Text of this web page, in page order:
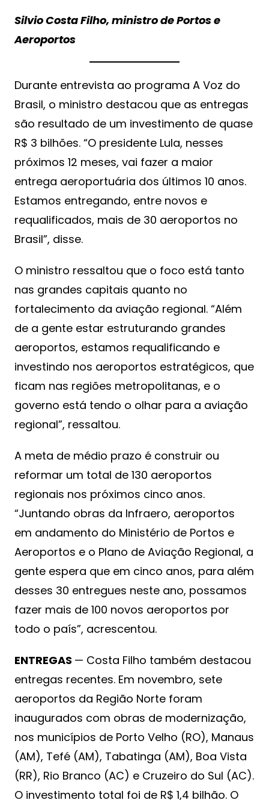
Silvio Costa Filho, ministro de Portos e
Aeroportos
Durante entrevista ao programa A Voz do
Brasil, o ministro destacou que as entregas
são resultado de um investimento de quase
R$ 3 bilhões. “O presidente Lula, nesses
próximos 12 meses, vai fazer a maior
entrega aeroportuária dos últimos 10 anos.
Estamos entregando, entre novos e
requalificados, mais de 30 aeroportos no
Brasil”, disse.
O ministro ressaltou que o foco está tanto
nas grandes capitais quanto no
fortalecimento da aviação regional. “Além
de a gente estar estruturando grandes
aeroportos, estamos requalificando e
investindo nos aeroportos estratégicos, que
ficam nas regiões metropolitanas, e o
governo está tendo o olhar para a aviação
regional”, ressaltou.
A meta de médio prazo é construir ou
reformar um total de 130 aeroportos
regionais nos próximos cinco anos.
“Juntando obras da Infraero, aeroportos
em andamento do Ministério de Portos e
Aeroportos e o Plano de Aviação Regional, a
gente espera que em cinco anos, para além
desses 30 entregues neste ano, possamos
fazer mais de 100 novos aeroportos por
todo o país”, acrescentou.
ENTREGAS — Costa Filho também destacou
entregas recentes. Em novembro, sete
aeroportos da Região Norte foram
inaugurados com obras de modernização,
nos municípios de Porto Velho (RO), Manaus
(AM), Tefé (AM), Tabatinga (AM), Boa Vista
(RR), Rio Branco (AC) e Cruzeiro do Sul (AC).
O investimento total foi de R$ 1,4 bilhão. O